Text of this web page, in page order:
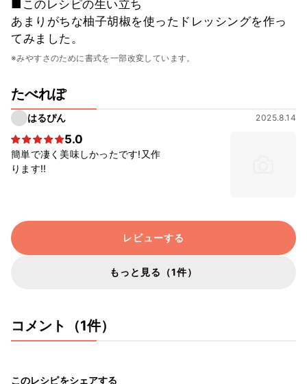
■このレシピの生い立ち
あまりがちな柚子胡椒を使ったドレッシングを作っ
てみました。
※みやすさのために書式を一部改変しています。
たべれぽ
はるぴん 2025.8.14
5.0
簡単で凄く美味しかったです!又作
ります!!
レビューする
もっと見る（1件）
コメント（1件）
このレシピをシェアする